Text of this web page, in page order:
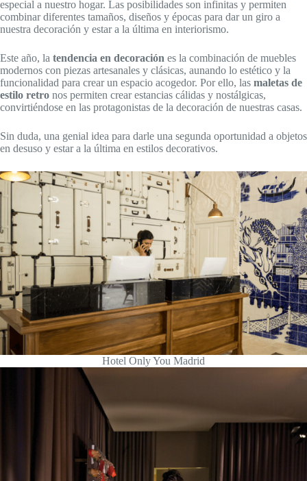
especial a nuestro hogar. Las posibilidades son infinitas y permiten
combinar diferentes tamaños, diseños y épocas para dar un giro a
nuestra decoración y estar a la última en interiorismo.
Este año, la tendencia en decoración es la combinación de muebles
modernos con piezas artesanales y clásicas, aunando lo estético y la
funcionalidad para crear un espacio acogedor. Por ello, las maletas de
estilo retro nos permiten crear estancias cálidas y nostálgicas,
convirtiéndose en las protagonistas de la decoración de nuestras casas.
Sin duda, una genial idea para darle una segunda oportunidad a objetos
en desuso y estar a la última en estilos decorativos.
Hotel Only You Madrid